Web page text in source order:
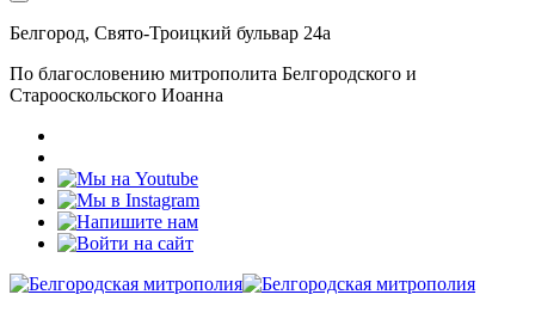
Белгород, Свято-Троицкий бульвар 24а
По благословению митрополита Белгородского и
Старооскольского Иоанна